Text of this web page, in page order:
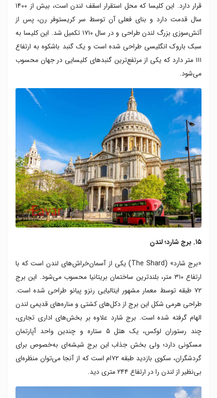
قرار دارد. این کلیسا که محل استقرار اسقف لندن است، بیش از ۱۴۰۰
سال قدمت دارد و بنای فعلی آن توسط سر کریستوفر رن، پس از
آتش‌سوزی بزرگ لندن طراحی و در سال ۱۷۱۰ تکمیل شد. این کلیسا به
سبک باروک انگلیسی طراحی شده است و یک گنبد باشکوه به ارتفاع
۱۱۱ متر دارد که یکی از مرتفع‌ترین گنبدهای کلیسایی در جهان محسوب
می‌شود.
۱۵. برج شارد؛ لندن
«برج شارد» (The Shard) یکی از آسمان‌خراش‌های لندن است که با
ارتفاع ۳۱۰ متر، بلندترین ساختمان بریتانیا محسوب می‌شود. این برج
۷۲ طبقه توسط معمار مشهور ایتالیایی رنزو پیانو طراحی شده است.
طراحی هرمی شکل این برج از دکل‌های کشتی و مناره‌های قدیمی لندن
الهام گرفته شده است. برج شارد علاوه بر بخش‌های اداری تجاری،
چند رستوران‌ لوکس، یک هتل ۵ ستاره و چندین واحد آپارتمان‌
مسکونی دارد؛ ولی بخش جذاب این برج شیشه‌ای به‌خصوص برای
گردشگران، سکوی بازدید طبقه ۷۲ام است که از آنجا می‌توان منظره‌ای
بی‌نظیر از لندن را در ارتفاع ۲۴۴ متری دید.